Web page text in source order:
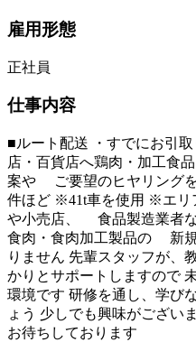
雇用形態
正社員
仕事内容
■ルート配送 ・すでにお引
店・百貨店へ鶏肉・加工食
案や ご要望のヒヤリング
件ほど ※41t車を使用 ※エリ
や小売店、 食品製造業者
食肉・食肉加工製品の 新
りません 先輩スタッフが、
かりとサポートしますので
環境です 研修を通し、学び
ょう 少しでも興味がござい
お待ちしております